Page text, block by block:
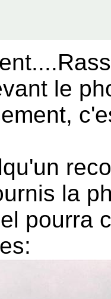
le
la
pourra